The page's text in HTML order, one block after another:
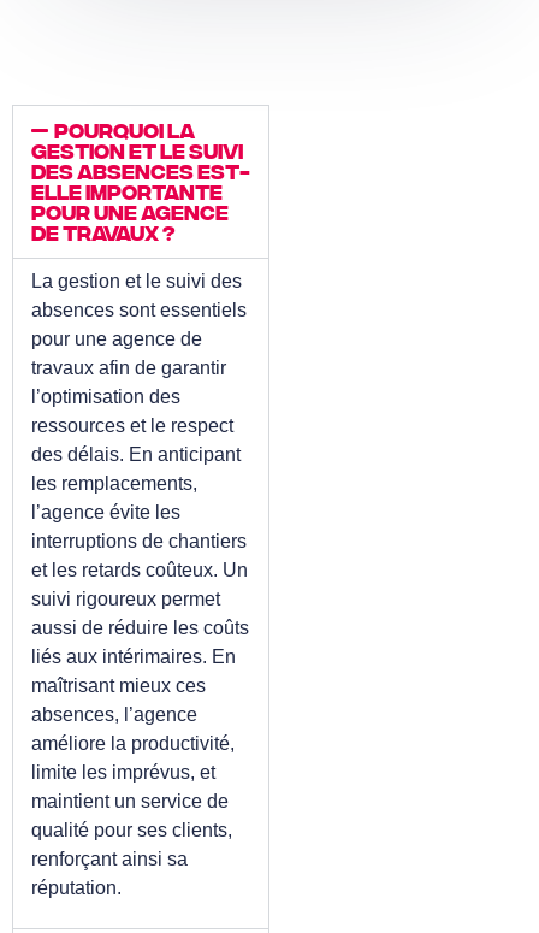
Pourquoi la
gestion et le suivi
des absences est-
elle importante
pour une agence
de travaux ?
La gestion et le suivi des
absences sont essentiels
pour une agence de
travaux afin de garantir
l’optimisation des
ressources et le respect
des délais. En anticipant
les remplacements,
l’agence évite les
interruptions de chantiers
et les retards coûteux. Un
suivi rigoureux permet
aussi de réduire les coûts
liés aux intérimaires. En
maîtrisant mieux ces
absences, l’agence
améliore la productivité,
limite les imprévus, et
maintient un service de
qualité pour ses clients,
renforçant ainsi sa
réputation.